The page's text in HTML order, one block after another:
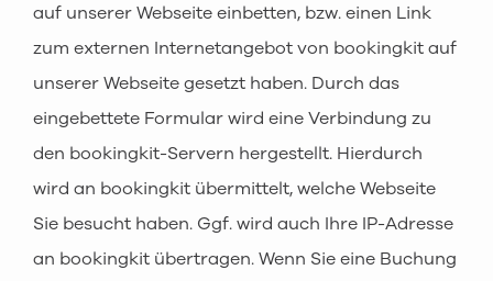
auf unserer Webseite einbetten, bzw. einen Link
zum externen Internetangebot von bookingkit auf
unserer Webseite gesetzt haben. Durch das
eingebettete Formular wird eine Verbindung zu
den bookingkit-Servern hergestellt. Hierdurch
wird an bookingkit übermittelt, welche Webseite
Sie besucht haben. Ggf. wird auch Ihre IP-Adresse
an bookingkit übertragen. Wenn Sie eine Buchung